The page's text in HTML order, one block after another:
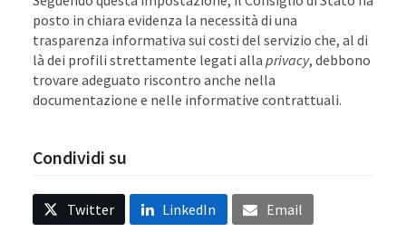
posto in chiara evidenza la necessità di una
trasparenza informativa sui costi del servizio che, al di
là dei profili strettamente legati alla privacy, debbono
trovare adeguato riscontro anche nella
documentazione e nelle informative contrattuali.
Condividi su
Twitter LinkedIn Email